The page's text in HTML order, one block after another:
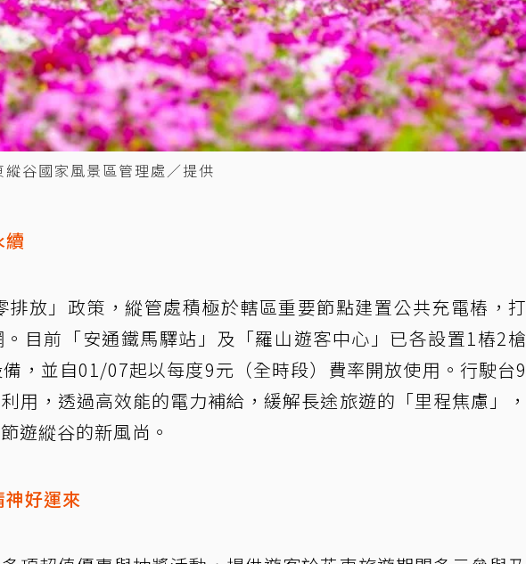
谷國家風景區管理處／提供
排放」政策，縱管處積極於轄區重要節點建置公共充電樁，打
目前「安通鐵馬驛站」及「羅山遊客中心」已各設置1樁2槍
，並自01/07起以每度9元（全時段）費率開放使用。行駛台9
用，透過高效能的電力補給，緩解長途旅遊的「里程焦慮」，
遊縱谷的新風尚。
好運來